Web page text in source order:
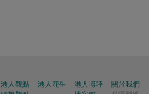
港人觀點
港人花生
港人博評
關於我們